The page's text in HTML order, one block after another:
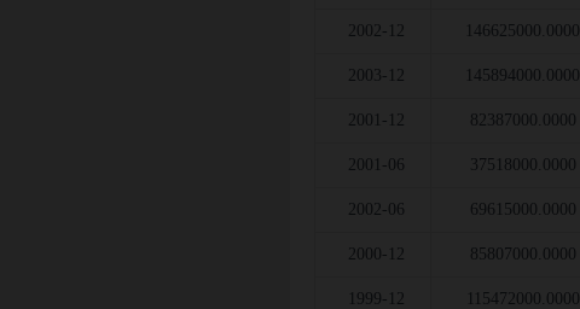
2002-12 146625000.0000
2003-12 145894000.0000
2001-12 82387000.0000
2001-06 37518000.0000
2002-06 69615000.0000
2000-12 85807000.0000
1999-12 115472000.0000